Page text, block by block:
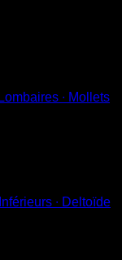
∙ Mollets
∙ Deltoïde